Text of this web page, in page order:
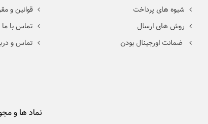
شیوه های پرداخت
روش های ارسال
ضمانت اورجینال بودن
قوانین و
تماس با ما
تماس و
نماد ها و